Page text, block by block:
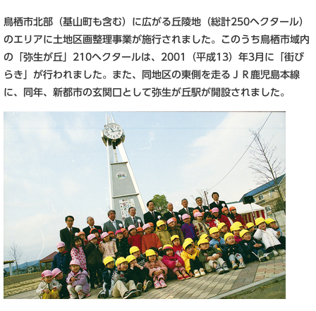
鳥栖市北部（基山町も含む）に広がる丘陵地（総計250ヘクタール）
のエリアに土地区画整理事業が施行されました。このうち鳥栖市域内
の「弥生が丘」210ヘクタールは、2001（平成13）年3月に「街び
らき」が行われました。また、同地区の東側を走るＪＲ鹿児島本線
に、同年、新都市の玄関口として弥生が丘駅が開設されました。